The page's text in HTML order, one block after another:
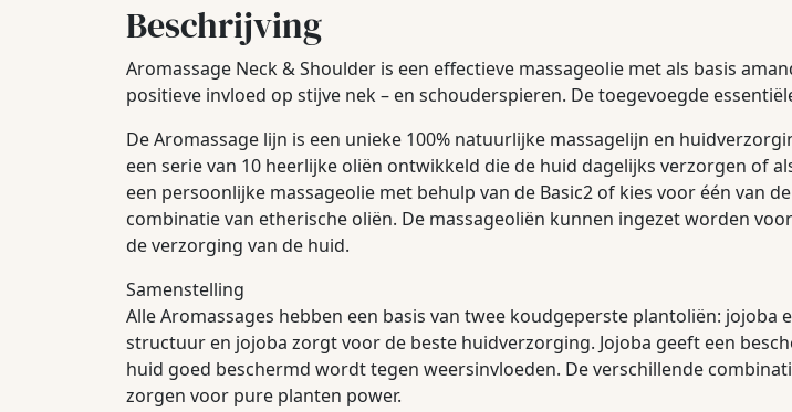
Beschrijving
Aromassage Neck & Shoulder is een effectieve massageolie met als basis
positieve invloed op stijve nek – en schouderspieren. De toegevoegde
De Aromassage lijn is een unieke 100% natuurlijke massagelijn en
een serie van 10 heerlijke oliën ontwikkeld die de huid dagelijks verzorgen of
een persoonlijke massageolie met behulp van de Basic2 of kies voor één van
combinatie van etherische oliën. De massageoliën kunnen ingezet worden
de verzorging van de huid.
Samenstelling
Alle Aromassages hebben een basis van twee koudgeperste plantoliën:
structuur en jojoba zorgt voor de beste huidverzorging. Jojoba geeft een
huid goed beschermd wordt tegen weersinvloeden. De verschillende
zorgen voor pure planten power.